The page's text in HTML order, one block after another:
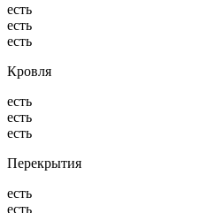
есть
есть
есть
Кровля
есть
есть
есть
Перекрытия
есть
есть